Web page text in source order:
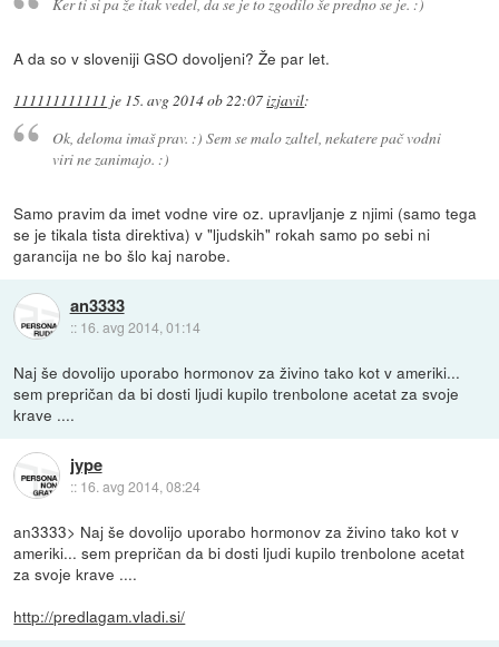
Ker ti si pa že itak vedel, da se je to zgodilo še predno se je. :)
A da so v sloveniji GSO dovoljeni? Že par let.
111111111111 je 15. avg 2014 ob 22:07izjavil:
Ok, deloma imaš prav. :) Sem se malo zaltel, nekatere pač vodni
viri ne zanimajo. :)
Samo pravim da imet vodne vire oz. upravljanje z njimi (samo tega
se je tikala tista direktiva) v "ljudskih" rokah samo po sebi ni
garancija ne bo šlo kaj narobe.
an3333
:: 16. avg 2014, 01:14
Naj še dovolijo uporabo hormonov za živino tako kot v ameriki...
sem prepričan da bi dosti ljudi kupilo trenbolone acetat za svoje
krave ....
jype
:: 16. avg 2014, 08:24
an3333> Naj še dovolijo uporabo hormonov za živino tako kot v
ameriki... sem prepričan da bi dosti ljudi kupilo trenbolone acetat
za svoje krave ....
http://predlagam.vladi.si/